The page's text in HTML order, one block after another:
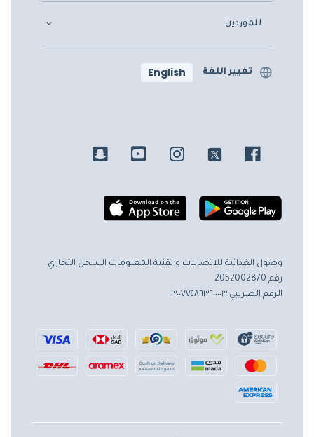
للموردين
تغيير اللغة English
وصول الغذائية للاتصالات و تقنية المعلومات السجل التجاري
رقم 2052002870
الرقم الضريبي ٣٠٠٧٧٤٨٦٣٢٠٠٠٠٣